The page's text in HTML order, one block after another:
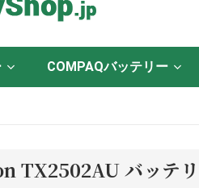
COMPAQバッテリー
TX2502AU バッテリ